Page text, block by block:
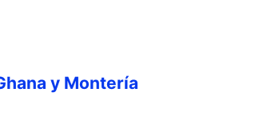
y Montería